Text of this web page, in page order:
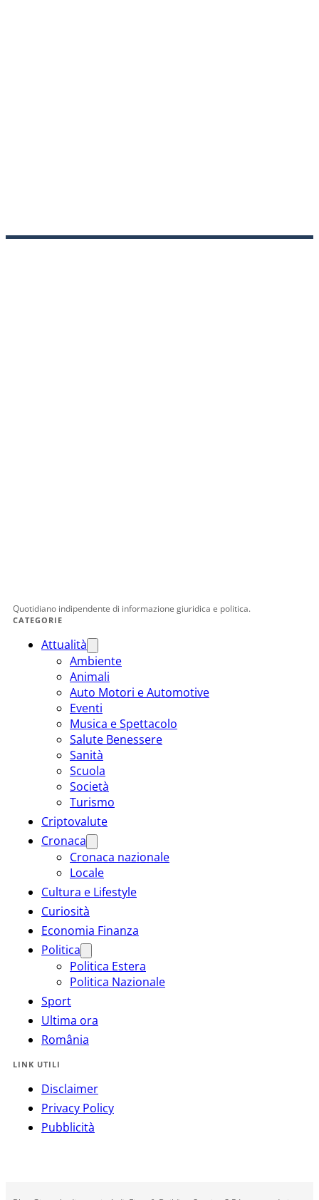
Quotidiano indipendente di informazione giuridica e politica.
CATEGORIE
Attualità
Ambiente
Animali
Auto Motori e Automotive
Eventi
Musica e Spettacolo
Salute Benessere
Sanità
Scuola
Società
Turismo
Criptovalute
Cronaca
Cronaca nazionale
Locale
Cultura e Lifestyle
Curiosità
Economia Finanza
Politica
Politica Estera
Politica Nazionale
Sport
Ultima ora
România
LINK UTILI
Disclaimer
Privacy Policy
Pubblicità